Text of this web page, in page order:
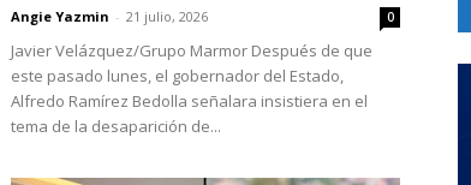
Angie Yazmin - 21 julio, 2026 0
Javier Velázquez/Grupo Marmor Después de que
este pasado lunes, el gobernador del Estado,
Alfredo Ramírez Bedolla señalara insistiera en el
tema de la desaparición de...